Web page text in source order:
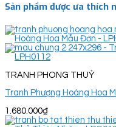
Sản phẩm được ưa thích
TRANH PHONG THUỶ
Tranh Phượng Hoàng Hoa
1.680.000₫